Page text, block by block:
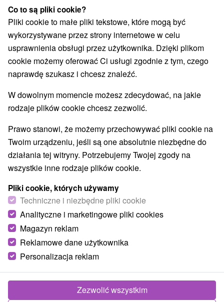
Jeziora, jeziora, zbiorniki wodne
Atrakcje z adrenaliną(1) Atrakcje dla dzieci(3)
Aquaparki, baseny(2)
Wieże obserwacyjne i chodniki(1)
Loty widokowe i rejsy wycieczkowe (1)
Ośrodek narciarski (2)
Wsie i miasta
Aquapark Oravice
Žilinský kraj - Tvrdošín
Co to są pliki cookie?
Pliki cookie to małe pliki tekstowe, które mogą być
wykorzystywane przez strony internetowe w celu
usprawnienia obsługi przez użytkownika. Dzięki plikom
cookie możemy oferować Ci usługi zgodnie z tym, czego
naprawdę szukasz i chcesz znaleźć.
W dowolnym momencie możesz zdecydować, na jakie
rodzaje plików cookie chcesz zezwolić.
Prawo stanowi, że możemy przechowywać pliki cookie na
Twoim urządzeniu, jeśli są one absolutnie niezbędne do
działania tej witryny. Potrzebujemy Twojej zgody na
wszystkie inne rodzaje plików cookie.
Pliki cookie, których używamy
Techniczne i niezbędne pliki cookie
Analityczne i marketingowe pliki cookies
Magazyn reklam
Reklamowe dane użytkownika
Personalizacja reklam
Zezwolić wszystkim